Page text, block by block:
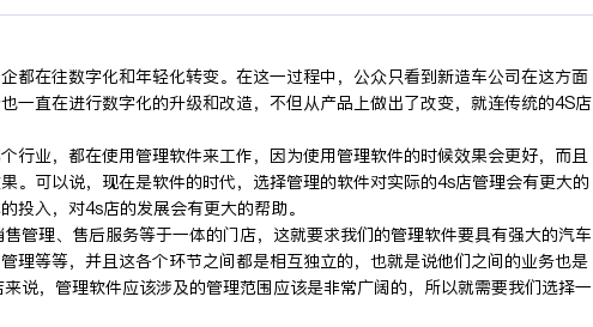
都在往数字化和年轻化转变。在这一过程中，公众只看到新造车公司在这方面
一直在进行数字化的升级和改造，不但从产品上做出了改变，就连传统的4S店
行业，都在使用管理软件来工作，因为使用管理软件的时候效果会更好，而且
。可以说，现在是软件的时代，选择管理的软件对实际的4s店管理会有更大的
投入，对4s店的发展会有更大的帮助。
管理、售后服务等于一体的门店，这就要求我们的管理软件要具有强大的汽车
理等等，并且这各个环节之间都是相互独立的，也就是说他们之间的业务也是
说，管理软件应该涉及的管理范围应该是非常广阔的，所以就需要我们选择一